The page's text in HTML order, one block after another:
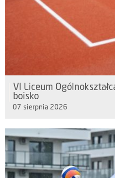
VI Liceum
boisko
07 sierpnia 2026